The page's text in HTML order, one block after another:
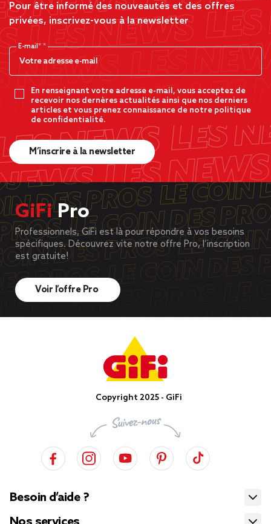
Pour être informé des nouveautés et des offres
privées, inscrivez-vous à la newsletter
E-mail*
En renseignant votre adresse e-mail, vous acceptez de
recevoir nos dernères actualités ainsi que nos derniers
articles et vous prenez connaissance de notre politique
de confidentialité.
M’inscrire à la newsletter
GiFiPro
Professionnels, GiFi est là pour répondre à vos besoins
spécifiques. Découvrez vite notre offre Pro, l’inscription
est gratuite!
Voir l’offre Pro
Copyright 2025 - GiFi
Besoin d’aide ?